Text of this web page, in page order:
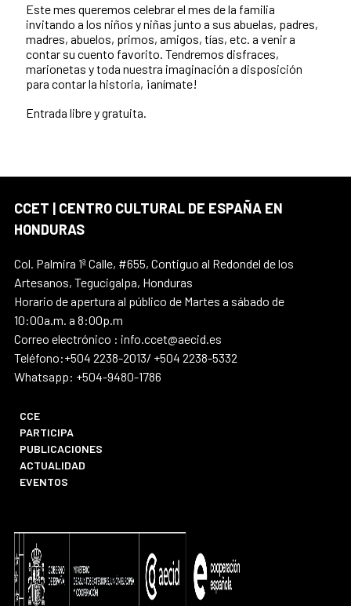
Este mes queremos celebrar el mes de la familia
invitando a los niños y niñas junto a sus abuelas, padres,
madres, abuelos, primos, amigos, tías, etc. a venir a
contar su cuento favorito. Tendremos disfraces,
marionetas y toda nuestra imaginación a disposición
para contar la historia, ¡anímate!
Entrada libre y gratuita.
CCET | CENTRO CULTURAL DE ESPAÑA EN
HONDURAS
Col. Palmira 1ª Calle, #655, Contiguo al Redondel de los
Artesanos, Tegucigalpa, Honduras
Horario de apertura al público de Martes a sábado de
10:00a.m. a 8:00p.m
Correo electrónico : info.ccet@aecid.es
Teléfono:+504 2238-2013/ +504 2238-5332
Whatsapp: +504-9480-1786
CCE
PARTICIPA
PUBLICACIONES
ACTUALIDAD
EVENTOS